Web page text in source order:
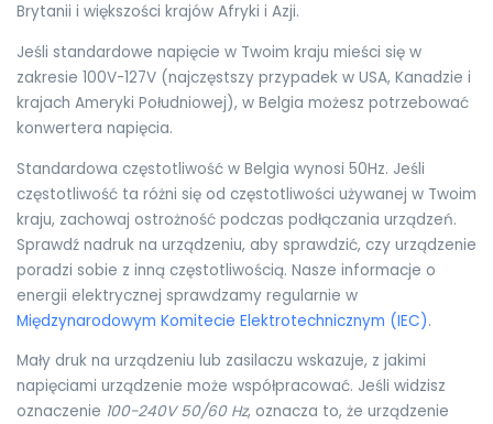
Brytanii i większości krajów Afryki i Azji.
Jeśli standardowe napięcie w Twoim kraju mieści się w
zakresie 100V-127V (najczęstszy przypadek w USA, Kanadzie i
krajach Ameryki Południowej), w Belgia możesz potrzebować
konwertera napięcia.
Standardowa częstotliwość w Belgia wynosi 50Hz. Jeśli
częstotliwość ta różni się od częstotliwości używanej w Twoim
kraju, zachowaj ostrożność podczas podłączania urządzeń.
Sprawdź nadruk na urządzeniu, aby sprawdzić, czy urządzenie
poradzi sobie z inną częstotliwością. Nasze informacje o
energii elektrycznej sprawdzamy regularnie w
Międzynarodowym Komitecie Elektrotechnicznym (IEC).
Mały druk na urządzeniu lub zasilaczu wskazuje, z jakimi
napięciami urządzenie może współpracować. Jeśli widzisz
oznaczenie 100-240V 50/60 Hz, oznacza to, że urządzenie